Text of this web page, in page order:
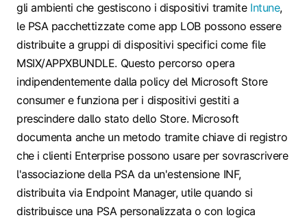
gli ambienti che gestiscono i dispositivi tramite Intune,
le PSA pacchettizzate come app LOB possono essere
distribuite a gruppi di dispositivi specifici come file
MSIX/APPXBUNDLE. Questo percorso opera
indipendentemente dalla policy del Microsoft Store
consumer e funziona per i dispositivi gestiti a
prescindere dallo stato dello Store. Microsoft
documenta anche un metodo tramite chiave di registro
che i clienti Enterprise possono usare per sovrascrivere
l'associazione della PSA da un'estensione INF,
distribuita via Endpoint Manager, utile quando si
distribuisce una PSA personalizzata o con logica